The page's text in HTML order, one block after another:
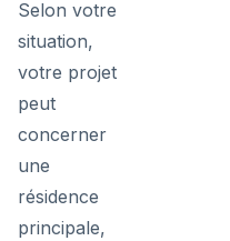
Selon votre
situation,
votre projet
peut
concerner
une
résidence
principale,